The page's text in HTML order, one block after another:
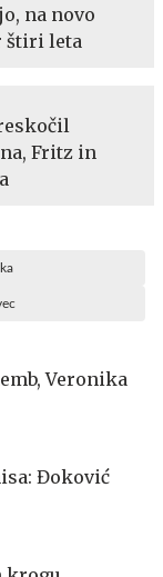
na novo
štiri leta
Fritz in
Veronika
Đoković